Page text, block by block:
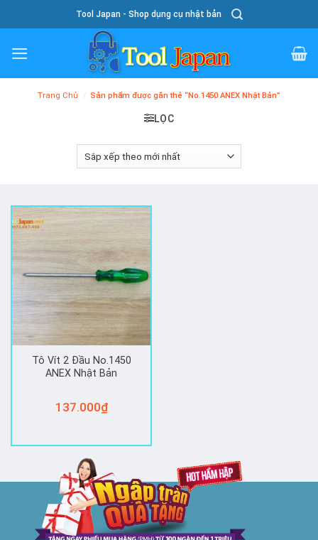
To
Content
Tool Japan - Shop dụng cụ nhật bản
Trang Chủ / Sản phẩm được gắn thẻ “No.1450 ANEX Nhật Bản”
LỌC
Tô Vít 2 Đầu No.1450
ANEX Nhật Bản
137.000₫